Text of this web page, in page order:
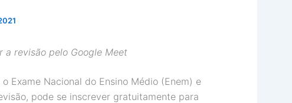
a revisão pelo Google Meet
Exame Nacional do Ensino Médio (Enem) e
pode se inscrever gratuitamente para